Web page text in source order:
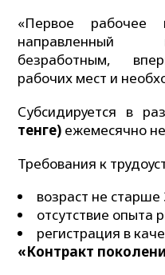
«Первое
направленный
безработным,
рабочих мест и
Субсидируется в
тенге) ежемесячно
Требования к
возраст не старше
отсутствие опыта
регистрация в
«Контракт